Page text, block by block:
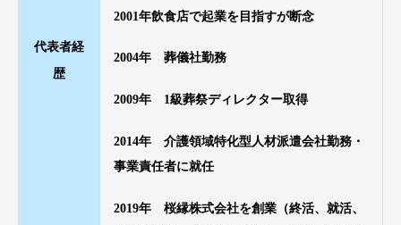
代表者経
歴
2001年飲食店で起業を目指すが断念
2004年 葬儀社勤務
2009年 1級葬祭ディレクター取得
2014年 介護領域特化型人材派遣会社勤務・
事業責任者に就任
2019年 桜縁株式会社を創業（終活、就活、